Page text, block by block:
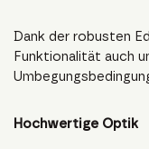
Dank der robusten
Funktionalität auch
Hochwertige Optik